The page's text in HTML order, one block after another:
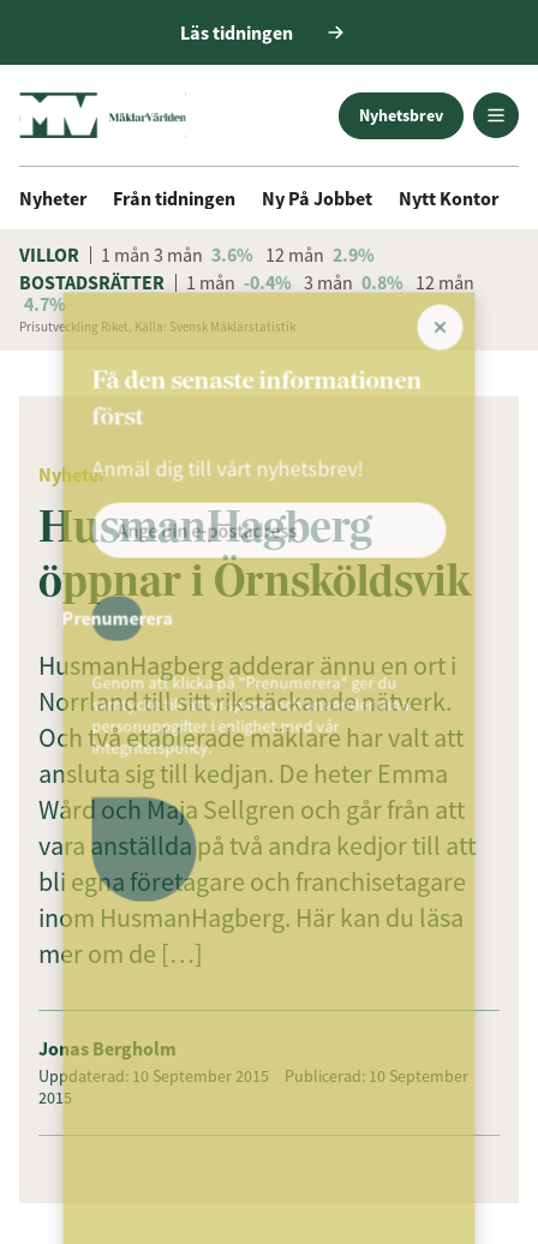
Läs tidningen
Nyhetsbrev
Nyheter Från tidningen Ny På Jobbet Nytt Kontor
VILLOR 1 mån 3 mån 3.6% 12 mån 2.9%
BOSTADSRÄTTER
1 mån -0.4% 3 mån 0.8% 12 mån
4.7%
Prisutveckling Riket, Källa: Svensk Mäklarstatistik
ANNONS
Nyheter
HusmanHagberg
öppnar i Örnsköldsvik
HusmanHagberg adderar ännu en ort i
Norrland till sitt rikstäckande nätverk.
Och två etablerade mäklare har valt att
ansluta sig till kedjan. De heter Emma
Wård och Maja Sellgren och går från att
vara anställda på två andra kedjor till att
bli egna företagare och franchisetagare
inom HusmanHagberg. Här kan du läsa
mer om de […]
Jonas Bergholm
Uppdaterad: 10 September 2015
Publicerad: 10 September
2015
Få den senaste informationen
först
Anmäl dig till vårt nyhetsbrev!
Prenumerera
Genom att klicka på "Prenumerera" ger du
samtycke till att vi sparar och använder dina
personuppgifter i enlighet med vår
integritetspolicy.